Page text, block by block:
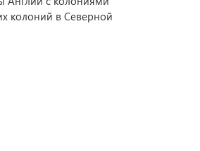
колоний в Северной